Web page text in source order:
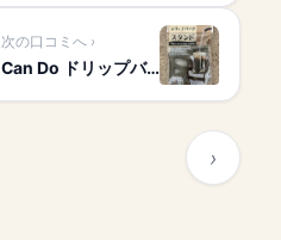
次の口コミへ
Can Do ドリップバ…